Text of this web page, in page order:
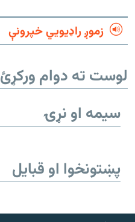
زموږ راډیويي خپرونې
لوست ته دوام ورکړئ
سیمه او نړۍ
پښتونخوا او قبایل